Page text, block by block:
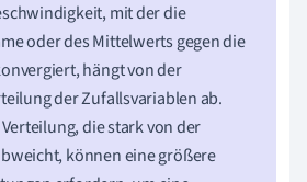
mit der die
oder des Mittelwerts gegen die
hängt von der
der Zufallsvariablen ab.
die stark von der
können eine größere